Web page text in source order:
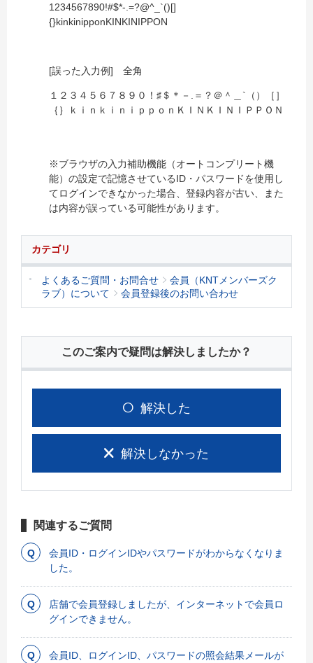
1234567890!#$*-.=?@^_`()[]
{}kinkinipponKINKINIPPON
[誤った入力例] 全角
１２３４５６７８９０！♯＄＊－.＝？＠＾＿`（）［］
｛｝ｋｉｎｋｉｎｉｐｐｏｎＫＩＮＫＩＮＩＰＰＯＮ
※ブラウザの入力補助機能（オートコンプリート機
能）の設定で記憶させているID・パスワードを使用し
てログインできなかった場合、登録内容が古い、また
は内容が誤っている可能性があります。
カテゴリ
よくあるご質問・お問合せ
会員（KNTメンバーズク
ラブ）について
会員登録後のお問い合わせ
このご案内で疑問は解決しましたか？
解決した
解決しなかった
関連するご質問
会員ID・ログインIDやパスワードがわからなくなりま
した。
店舗で会員登録しましたが、インターネットで会員ロ
グインできません。
会員ID、ログインID、パスワードの照会結果メールが